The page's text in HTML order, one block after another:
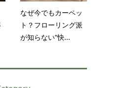
なぜ今でもカーペッ
ト？フローリング派
が知らない“快...